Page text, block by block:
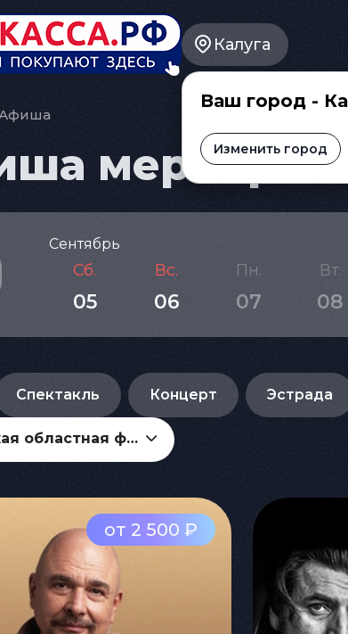
Калуга
Ваш город -
Изменить город
Сентябрь
Сб.
05
Вс.
06
Пн.
07
Вт.
08
Спектакль Концерт Эстрада
Калужская областная филармония
от 2 500 ₽